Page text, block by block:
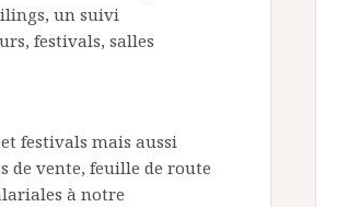
un suivi
festivals, salles
festivals mais aussi
de vente, feuille de route
à notre